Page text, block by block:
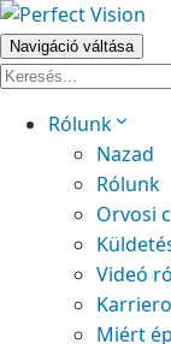
Navigáció váltása
Rólunk
Nazad
Rólunk
Orvosi
Videó
Miért